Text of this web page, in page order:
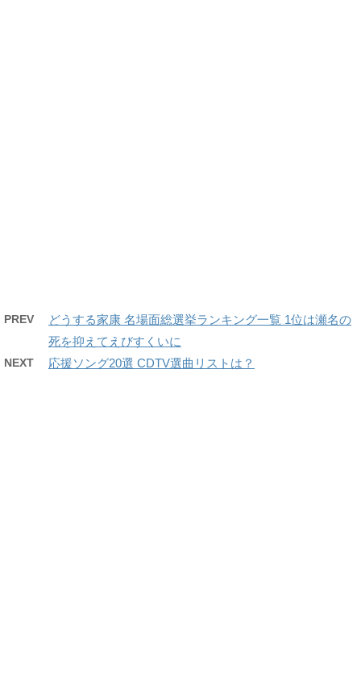
PREV
どうする家康 名場面総選挙ランキング一覧 1位は瀬名の
死を抑えてえびすくいに
NEXT 応援ソング20選 CDTV選曲リストは？